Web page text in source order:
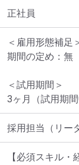
正社員
＜雇用形態補足
期間の定め：無
＜試用期間＞
3ヶ月（試用期
採用担当（リー
【必須スキル・